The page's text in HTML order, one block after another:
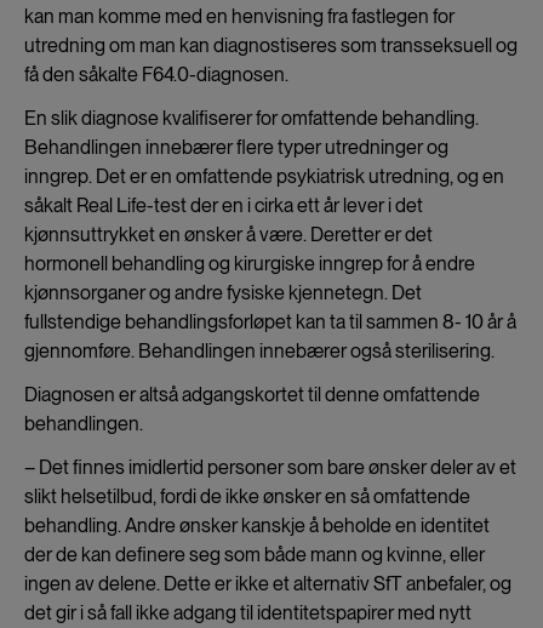
kan man komme med en henvisning fra fastlegen for
utredning om man kan diagnostiseres som transseksuell og
få den såkalte F64.0-diagnosen.
En slik diagnose kvalifiserer for omfattende behandling.
Behandlingen innebærer flere typer utredninger og
inngrep. Det er en omfattende psykiatrisk utredning, og en
såkalt Real Life-test der en i cirka ett år lever i det
kjønnsuttrykket en ønsker å være. Deretter er det
hormonell behandling og kirurgiske inngrep for å endre
kjønnsorganer og andre fysiske kjennetegn. Det
fullstendige behandlingsforløpet kan ta til sammen 8- 10 år å
gjennomføre. Behandlingen innebærer også sterilisering.
Diagnosen er altså adgangskortet til denne omfattende
behandlingen.
– Det finnes imidlertid personer som bare ønsker deler av et
slikt helsetilbud, fordi de ikke ønsker en så omfattende
behandling. Andre ønsker kanskje å beholde en identitet
der de kan definere seg som både mann og kvinne, eller
ingen av delene. Dette er ikke et alternativ SfT anbefaler, og
det gir i så fall ikke adgang til identitetspapirer med nytt